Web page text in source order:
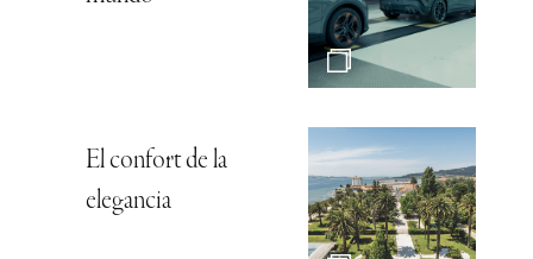
El confort de la
elegancia